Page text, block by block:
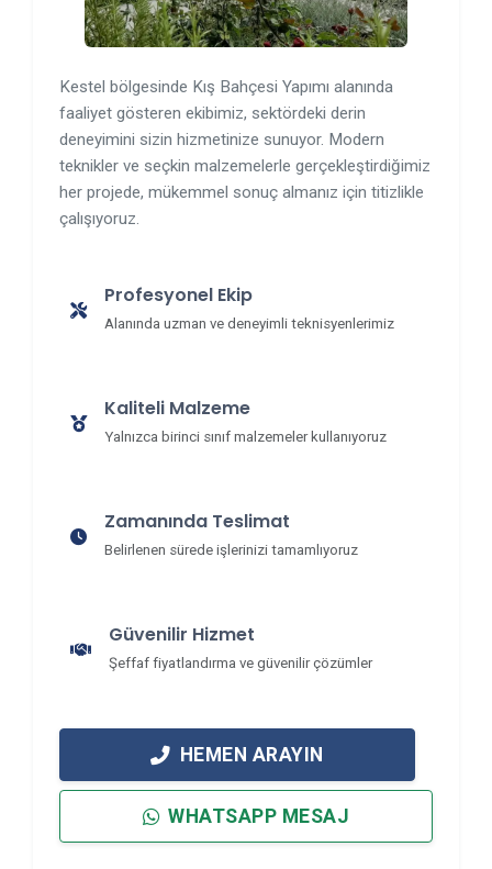
Kestel bölgesinde Kış Bahçesi Yapımı alanında
faaliyet gösteren ekibimiz, sektördeki derin
deneyimini sizin hizmetinize sunuyor. Modern
teknikler ve seçkin malzemelerle gerçekleştirdiğimiz
her projede, mükemmel sonuç almanız için titizlikle
çalışıyoruz.
Profesyonel Ekip
Alanında uzman ve deneyimli teknisyenlerimiz
Kaliteli Malzeme
Yalnızca birinci sınıf malzemeler kullanıyoruz
Zamanında Teslimat
Belirlenen sürede işlerinizi tamamlıyoruz
Güvenilir Hizmet
Şeffaf fiyatlandırma ve güvenilir çözümler
HEMEN ARAYIN
WHATSAPP MESAJ